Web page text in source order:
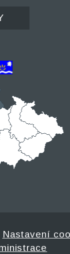
Nastavení